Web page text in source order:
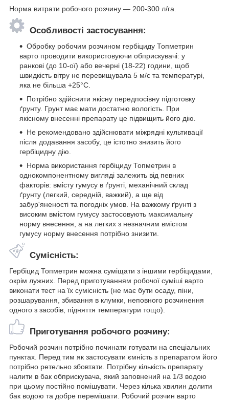
Норма витрати робочого розчину — 200-300 л/га.
Особливості застосування:
Обробку робочим розчином гербіциду Топметрин
варто проводити використовуючи обприскувачі: у
ранкові (до 10-ої) або вечерні (18-22) години, щоб
швидкість вітру не перевищувала 5 м/с та температурі,
яка не більша +25°С.
Потрібно здійснити якісну передпосівну підготовку
ґрунту. Грунт має мати достатню вологість. При
якісному внесенні препарату це підвищить його дію.
Не рекомендовано здійснювати міжрядні культивації
після додавання засобу, це істотно знизить його
гербіцидну дію.
Норма використання гербіциду Топметрин в
однокомпонентному вигляді залежить від певних
факторів: вмісту гумусу в ґрунті, механічний склад
ґрунту (легкий, середній, важкий), а ще від
забур'яненості та погодніх умов. На важкому ґрунті з
високим вмістом гумусу застосовують максимальну
норму внесення, а на легких з незначним вмістом
гумусу норму внесення потрібно знизити.
Сумісність:
Гербіцид Топметрин можна суміщати з іншими гербіцидами,
окрім лужних. Перед приготуванням робочої суміші варто
виконати тест на їх сумісність (не має бути осаду, піни,
розшарування, збивання в клумки, неповного розчинення
одного з засобів, підняття температури тощо).
Приготування робочого розчину:
Робочий розчин потрібно починати готувати на спеціальних
пунктах. Перед тим як застосувати ємність з препаратом його
потрібно ретельно збовтати. Потрібну кількість препарату
налити в бак обприскувача, який заповнений на 1/3 водою
при цьому постійно помішувати. Через кілька хвилин долити
бак водою та добре перемішати. Робочий розчин варто